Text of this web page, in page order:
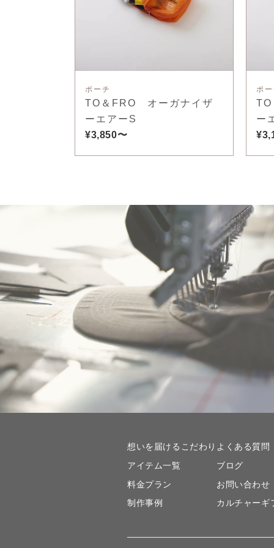
ポーチ
TO＆FRO オーガナイザ
ーエアーS
¥3,850〜
ポ
ー
想いを届けるこだわり
アイテム一覧
料金プラン
制作事例
よくある質問
ブログ
お問い合わせ
カルチャーギ